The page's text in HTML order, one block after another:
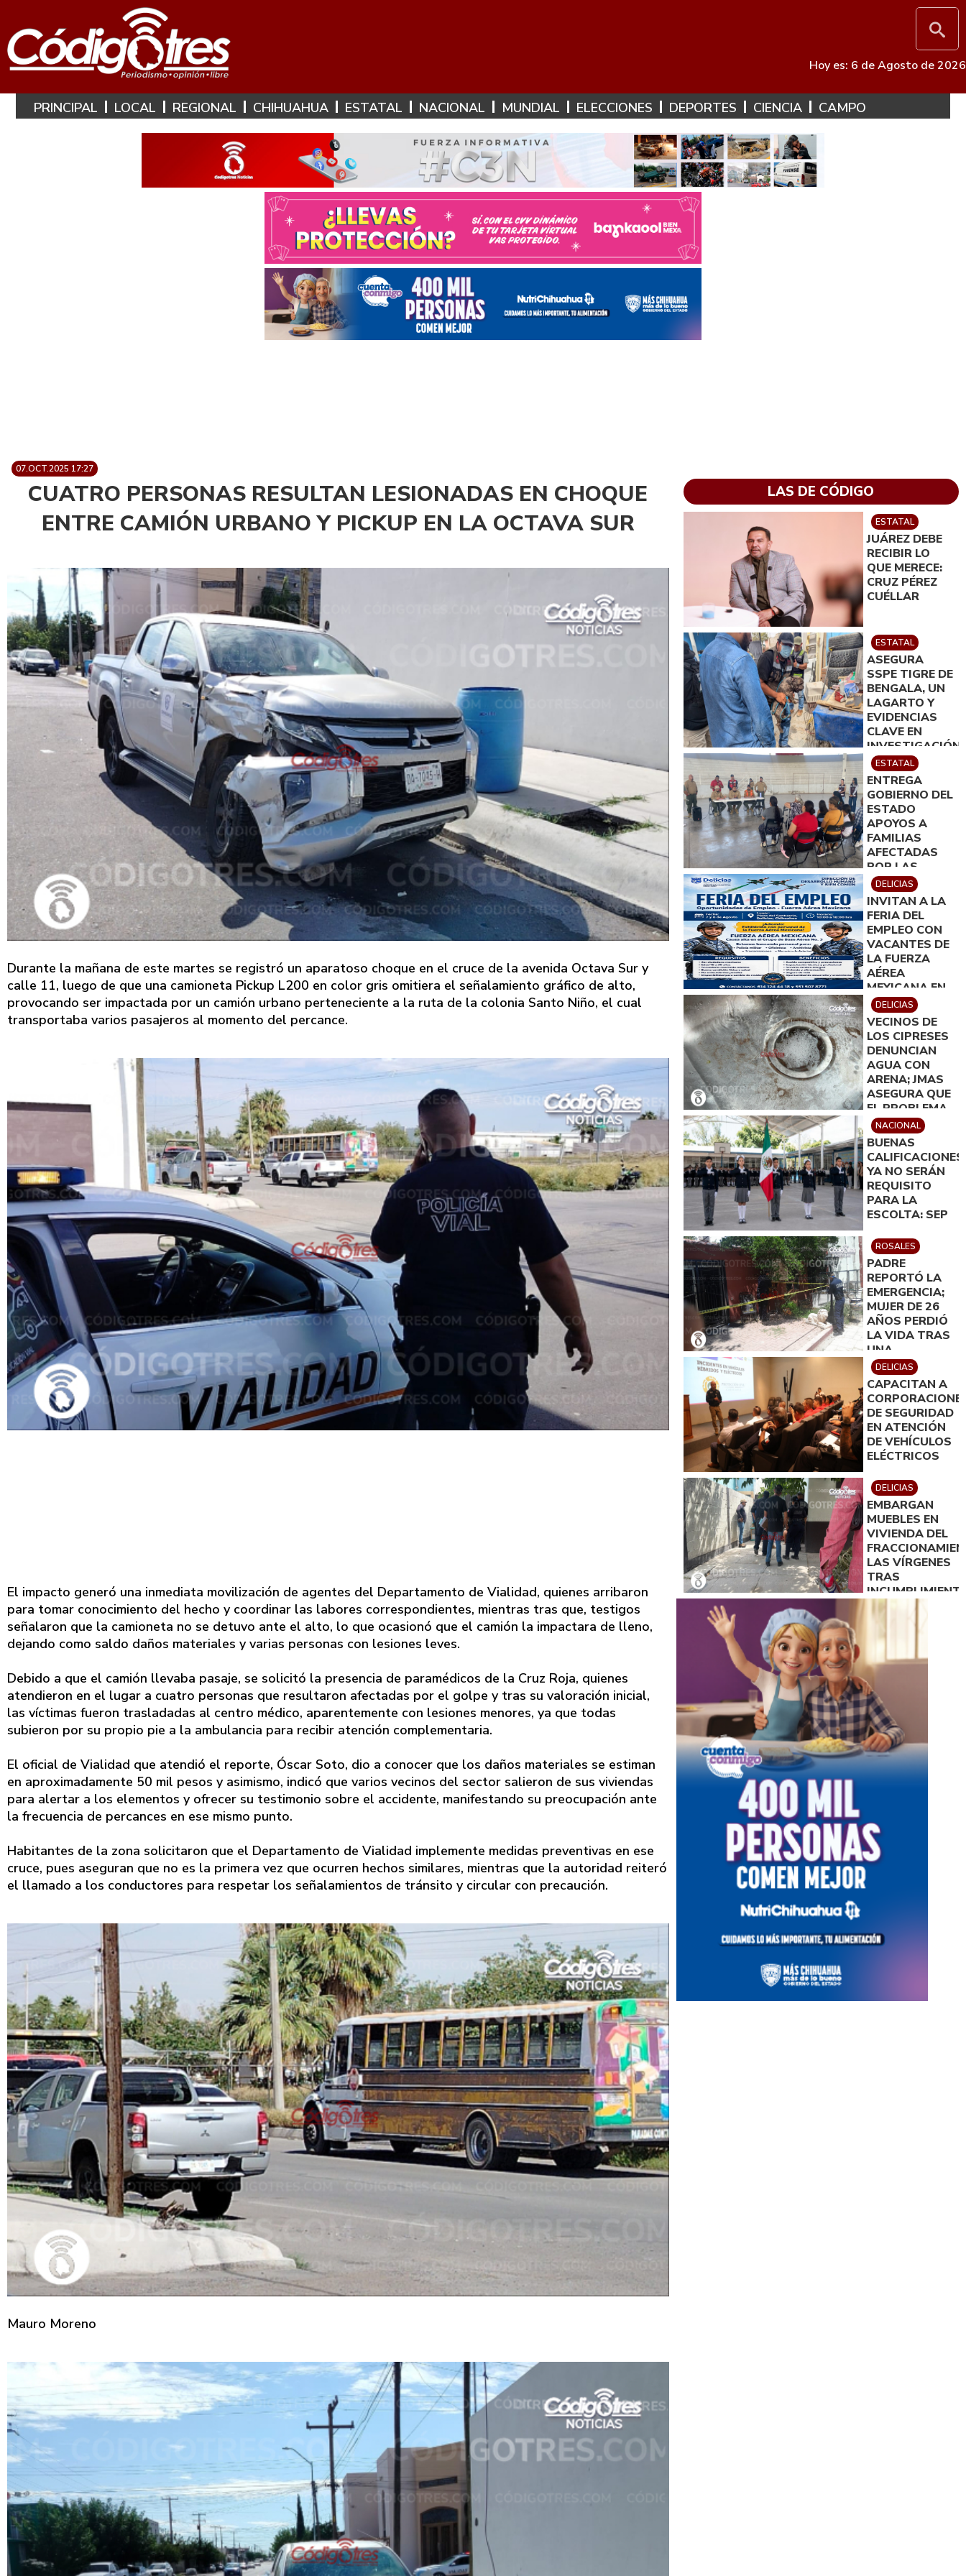
Hoy es: 6 de Agosto de 2026
PRINCIPAL LOCAL REGIONAL CHIHUAHUA ESTATAL NACIONAL MUNDIAL ELECCIONES DEPORTES CIENCIA CAMPO
07.OCT.2025 17:27
CUATRO PERSONAS RESULTAN LESIONADAS EN CHOQUE
ENTRE CAMIÓN URBANO Y PICKUP EN LA OCTAVA SUR
Durante la mañana de este martes se registró un aparatoso choque en el cruce de la avenida Octava Sur y
calle 11, luego de que una camioneta Pickup L200 en color gris omitiera el señalamiento gráfico de alto,
provocando ser impactada por un camión urbano perteneciente a la ruta de la colonia Santo Niño, el cual
transportaba varios pasajeros al momento del percance.
El impacto generó una inmediata movilización de agentes del Departamento de Vialidad, quienes arribaron
para tomar conocimiento del hecho y coordinar las labores correspondientes, mientras tras que, testigos
señalaron que la camioneta no se detuvo ante el alto, lo que ocasionó que el camión la impactara de lleno,
dejando como saldo daños materiales y varias personas con lesiones leves.
Debido a que el camión llevaba pasaje, se solicitó la presencia de paramédicos de la Cruz Roja, quienes
atendieron en el lugar a cuatro personas que resultaron afectadas por el golpe y tras su valoración inicial,
las víctimas fueron trasladadas al centro médico, aparentemente con lesiones menores, ya que todas
subieron por su propio pie a la ambulancia para recibir atención complementaria.
El oficial de Vialidad que atendió el reporte, Óscar Soto, dio a conocer que los daños materiales se estiman
en aproximadamente 50 mil pesos y asimismo, indicó que varios vecinos del sector salieron de sus viviendas
para alertar a los elementos y ofrecer su testimonio sobre el accidente, manifestando su preocupación ante
la frecuencia de percances en ese mismo punto.
Habitantes de la zona solicitaron que el Departamento de Vialidad implemente medidas preventivas en ese
cruce, pues aseguran que no es la primera vez que ocurren hechos similares, mientras que la autoridad reiteró
el llamado a los conductores para respetar los señalamientos de tránsito y circular con precaución.
Mauro Moreno
LAS DE CÓDIGO
ESTATAL
JUÁREZ DEBE
RECIBIR LO
QUE MERECE:
CRUZ PÉREZ
CUÉLLAR
ESTATAL
ASEGURA
SSPE TIGRE DE
BENGALA, UN
LAGARTO Y
EVIDENCIAS
CLAVE EN
INVESTIGACIÓN
POR
HOMICIDIO EN
CIUDAD
JUÁREZ; EN
CATEO
INSTRUIDO
POR GILBERTO
LOYA
ESTATAL
ENTREGA
GOBIERNO DEL
ESTADO
APOYOS A
FAMILIAS
AFECTADAS
POR LAS
LLUVIAS EN
JIMÉNEZ
DELICIAS
INVITAN A LA
FERIA DEL
EMPLEO CON
VACANTES DE
LA FUERZA
AÉREA
MEXICANA EN
DELICIAS
DELICIAS
VECINOS DE
LOS CIPRESES
DENUNCIAN
AGUA CON
ARENA; JMAS
ASEGURA QUE
EL PROBLEMA
QUEDARÁ
RESUELTO EN
MENOS DE 24
HORAS
NACIONAL
BUENAS
CALIFICACIONES
YA NO SERÁN
REQUISITO
PARA LA
ESCOLTA: SEP
ROSALES
PADRE
REPORTÓ LA
EMERGENCIA;
MUJER DE 26
AÑOS PERDIÓ
LA VIDA TRAS
UNA
PRESUNTA
INTOXICACIÓN.
DELICIAS
CAPACITAN A
DE SEGURIDAD
EN ATENCIÓN
DE VEHÍCULOS
ELÉCTRICOS
DELICIAS
EMBARGAN
MUEBLES EN
VIVIENDA DEL
LAS VÍRGENES
TRAS
DE ACUERDO
DE PAGO